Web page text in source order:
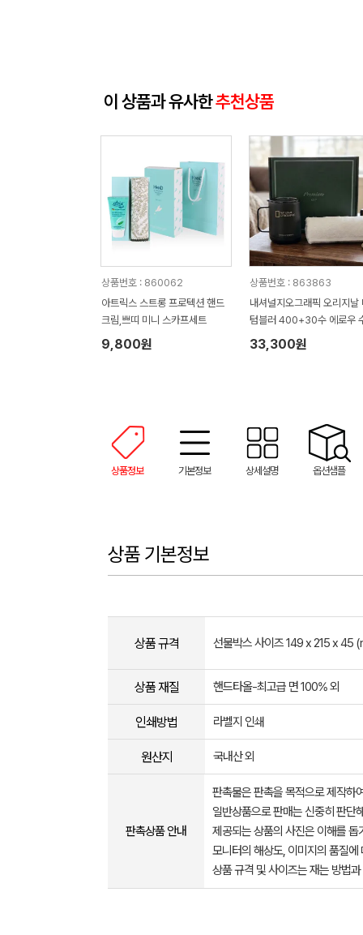
이 상품과 유사한추천상품
상품번호 : 860062
아트릭스 스트롱 프로텍션 핸드
크림,쁘띠 미니 스카프세트
9,800원
상품번호 : 863863
내셔널지오그래픽 오리지날
텀블러 400+30수 에로우
타올 텀블러세트 NL08
33,300원
상품정보 기본정보 상세설명 옵션샘플
상품 기본정보
상품 규격 선물박스 사이즈 149 x 215 x 45
상품 재질 핸드타올-최고급 면 100% 외
인쇄방법 라벨지 인쇄
원산지 국내산 외
판촉상품 안내
판촉물은 판촉을 목적으로 제작하
일반상품으로 판매는 신중히 판단
제공되는 상품의 사진은 이해를
모니터의 해상도, 이미지의 품질
상품 규격 및 사이즈는 재는 방법